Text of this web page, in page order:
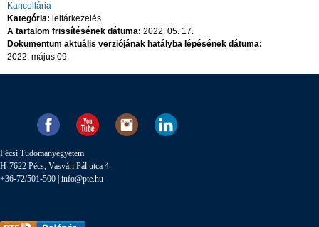
Kancellária
Kategória: leltárkezelés
A tartalom frissítésének dátuma: 2022. 05. 17.
Dokumentum aktuális verziójának hatályba lépésének dátuma:
2022. május 09.
Pécsi Tudományegyetem
H-7622 Pécs, Vasvári Pál utca 4.
+36-72/501-500 | info@pte.hu